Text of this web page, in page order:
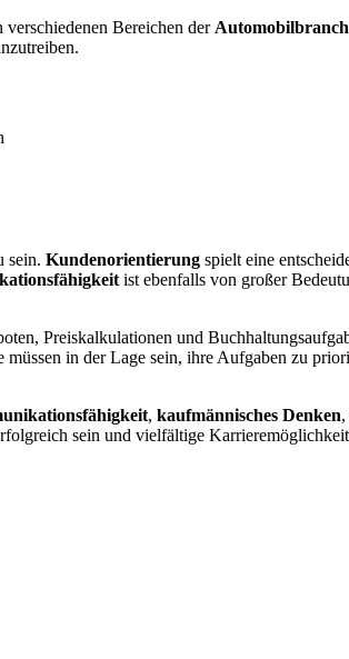
Bereichen der
sein. Kundenorientierung spielt eine
ist ebenfalls von großer
Preiskalkulationen und
in der Lage sein, ihre Aufgaben zu
, kaufmännisches Denken,
sein und vielfältige